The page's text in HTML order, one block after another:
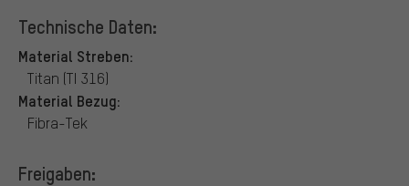
Technische Daten:
Material Streben:
Titan (TI 316)
Material Bezug:
Fibra-Tek
Freigaben: